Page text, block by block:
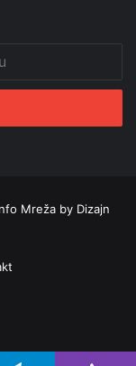
Mreža by Dizajn